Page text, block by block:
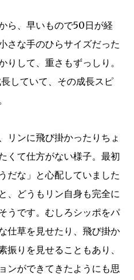
ら、早いもので50日が経
さな手のひらサイズだった
りして、重さもずっしり。
していて、その成長スピ
リンに飛び掛かったりちょ
くて仕方がない様子。最初
だな」と心配していました
、どうもリン自身も完全に
うです。むしろシッポをパ
仕草を見せたり、飛び掛か
振りを見せることもあり、
ンができてきたようにも思